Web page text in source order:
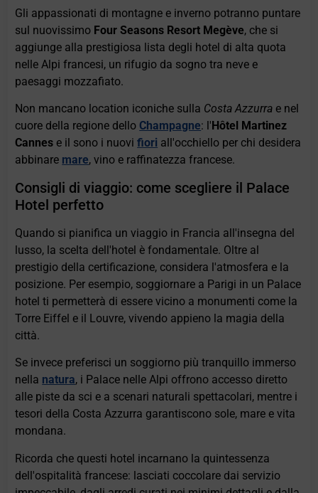
Gli appassionati di montagne e inverno potranno puntare
sul nuovissimo Four Seasons Resort Megève, che si
aggiunge alla prestigiosa lista degli hotel di alta quota
nelle Alpi francesi, un rifugio da sogno tra neve e
paesaggi mozzafiato.
Non mancano location iconiche sulla Costa Azzurra e nel
cuore della regione dello Champagne: l' Hôtel Martinez
Cannes e il sono i nuovifiori all'occhiello per chi desidera
abbinare mare, vino e raffinatezza francese.
Consigli di viaggio: come scegliere il Palace
Hotel perfetto
Quando si pianifica un viaggio in Francia all'insegna del
lusso, la scelta dell'hotel è fondamentale. Oltre al
prestigio della certificazione, considera l'atmosfera e la
posizione. Per esempio, soggiornare a Parigi in un Palace
hotel ti permetterà di essere vicino a monumenti come la
Torre Eiffel e il Louvre, vivendo appieno la magia della
città.
Se invece preferisci un soggiorno più tranquillo immerso
nella natura, i Palace nelle Alpi offrono accesso diretto
alle piste da sci e a scenari naturali spettacolari, mentre i
tesori della Costa Azzurra garantiscono sole, mare e vita
mondana.
Ricorda che questi hotel incarnano la quintessenza
dell'ospitalità francese: lasciati coccolare dai servizio